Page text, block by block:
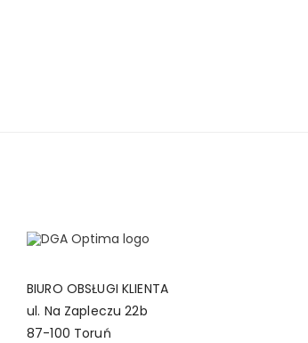
BIURO OBSŁUGI KLIENTA
ul. Na Zapleczu 22b
87-100 Toruń